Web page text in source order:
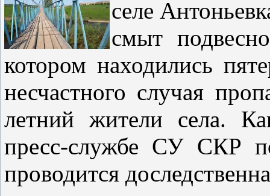
селе
смыт
котором находились
несчастного случая
летний жители села.
пресс-службе СУ СКР
проводится